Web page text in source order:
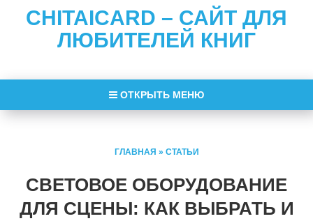
CHITAICARD – САЙТ ДЛЯ
ЛЮБИТЕЛЕЙ КНИГ
ОТКРЫТЬ МЕНЮ
ГЛАВНАЯ » СТАТЬИ
СВЕТОВОЕ ОБОРУДОВАНИЕ
ДЛЯ СЦЕНЫ: КАК ВЫБРАТЬ И